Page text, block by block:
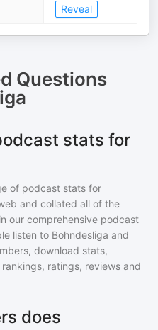
Reveal
Questions
stats for
of podcast stats for
and collated all of the
our comprehensive podcast
listen to Bohndesliga and
download stats,
ratings, reviews and
does